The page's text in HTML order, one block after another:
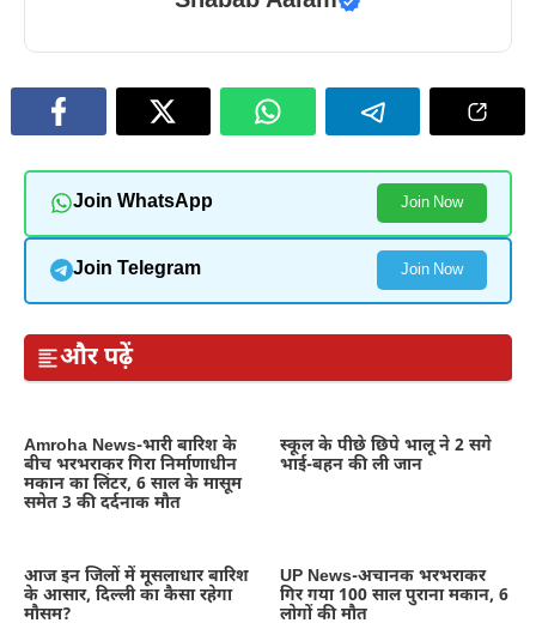
Join WhatsApp Join Now
Join Telegram Join Now
और पढ़ें
Amroha News-भारी बारिश के
बीच भरभराकर गिरा निर्माणाधीन
मकान का लिंटर, 6 साल के मासूम
समेत 3 की दर्दनाक मौत
स्कूल के पीछे छिपे भालू ने 2 सगे
भाई-बहन की ली जान
आज इन जिलों में मूसलाधार बारिश
के आसार, दिल्ली का कैसा रहेगा
मौसम?
UP News-अचानक भरभराकर
गिर गया 100 साल पुराना मकान, 6
लोगों की मौत